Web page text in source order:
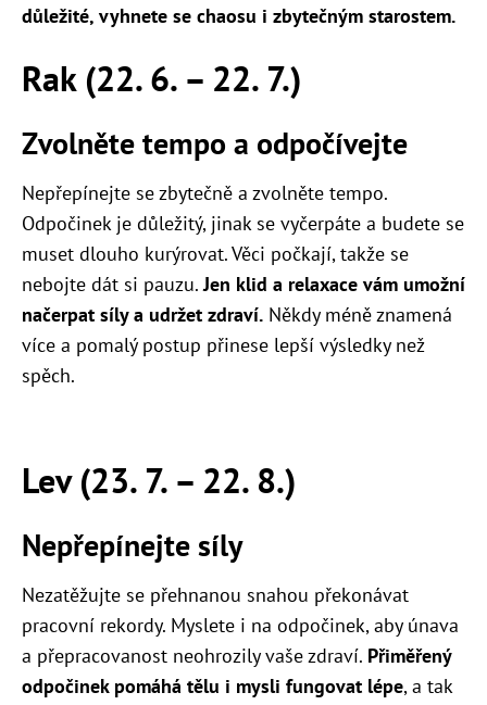
důležité, vyhnete se chaosu i zbytečným starostem.
Rak (22. 6. – 22. 7.)
Zvolněte tempo a odpočívejte
Nepřepínejte se zbytečně a zvolněte tempo.
Odpočinek je důležitý, jinak se vyčerpáte a budete se
muset dlouho kurýrovat. Věci počkají, takže se
nebojte dát si pauzu.Jen klid a relaxace vám umožní
načerpat síly a udržet zdraví. Někdy méně znamená
více a pomalý postup přinese lepší výsledky než
spěch.
Lev (23. 7. – 22. 8.)
Nepřepínejte síly
Nezatěžujte se přehnanou snahou překonávat
pracovní rekordy. Myslete i na odpočinek, aby únava
a přepracovanost neohrozily vaše zdraví. Přiměřený
odpočinek pomáhá tělu i mysli fungovat lépe, a tak